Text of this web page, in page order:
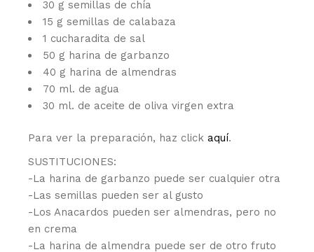
30 g semillas de chía
15 g semillas de calabaza
1 cucharadita de sal
50 g harina de garbanzo
40 g harina de almendras
70 ml. de agua
30 ml. de aceite de oliva virgen extra
Para ver la preparación, haz clickaquí.
SUSTITUCIONES:
-La harina de garbanzo puede ser cualquier otra
-Las semillas pueden ser al gusto
-Los Anacardos pueden ser almendras, pero no
en crema
-La harina de almendra puede ser de otro fruto